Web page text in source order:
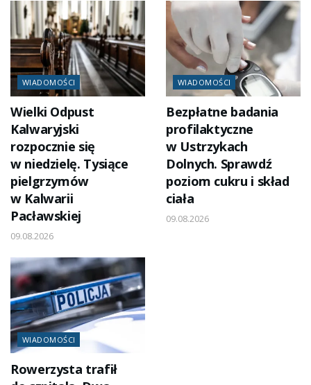
WIADOMOŚCI
Wielki Odpust
Kalwaryjski
rozpocznie się
w niedzielę. Tysiące
pielgrzymów
w Kalwarii
Pacławskiej
09.08.2026
WIADOMOŚCI
Bezpłatne badania
profilaktyczne
w Ustrzykach
Dolnych. Sprawdź
poziom cukru i skład
ciała
09.08.2026
WIADOMOŚCI
Rowerzysta trafił